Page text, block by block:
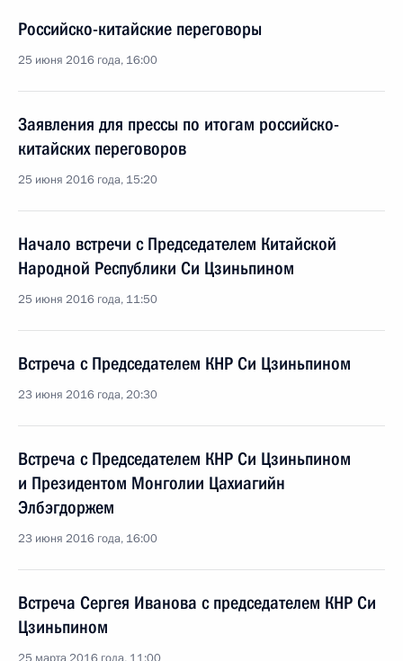
Российско-китайские переговоры
25 июня 2016 года, 16:00
Заявления для прессы по итогам российско-
китайских переговоров
25 июня 2016 года, 15:20
Начало встречи с Председателем Китайской
Народной Республики Си Цзиньпином
25 июня 2016 года, 11:50
Встреча с Председателем КНР Си Цзиньпином
23 июня 2016 года, 20:30
Встреча с Председателем КНР Си Цзиньпином
и Президентом Монголии Цахиагийн
Элбэгдоржем
23 июня 2016 года, 16:00
Встреча Сергея Иванова с председателем КНР Си
Цзиньпином